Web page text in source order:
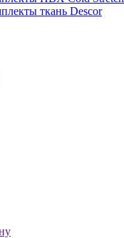
ткань Descor